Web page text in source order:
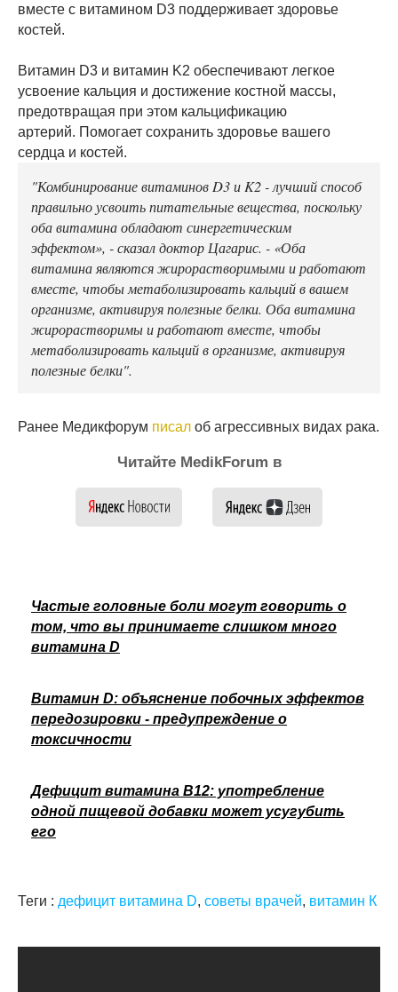
вместе с витамином D3 поддерживает здоровье
костей.
Витамин D3 и витамин K2 обеспечивают легкое
усвоение кальция и достижение костной массы,
предотвращая при этом кальцификацию
артерий. Помогает сохранить здоровье вашего
сердца и костей.
"Комбинирование витаминов D3 и K2 - лучший способ
правильно усвоить питательные вещества, поскольку
оба витамина обладают синергетическим
эффектом», - сказал доктор Цагарис. - «Оба
витамина являются жирорастворимыми и работают
вместе, чтобы метаболизировать кальций в вашем
организме, активируя полезные белки. Оба витамина
жирорастворимы и работают вместе, чтобы
метаболизировать кальций в организме, активируя
полезные белки".
Ранее Медикфорум писал об агрессивных видах рака.
Читайте MedikForum в
Частые головные боли могут говорить о
том, что вы принимаете слишком много
витамина D
Витамин D: объяснение побочных эффектов
передозировки - предупреждение о
токсичности
Дефицит витамина B12: употребление
одной пищевой добавки может усугубить
его
Теги : дефицит витамина D, советы врачей, витамин К